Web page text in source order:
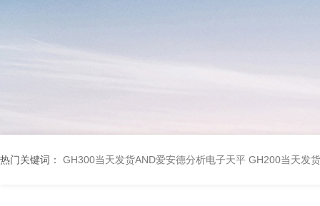
热门关键词： GH300当天发货AND爱安德分析电子天平 GH200当天发